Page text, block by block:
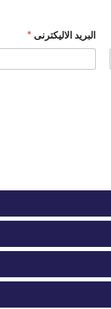
البريد الاليكترنى *